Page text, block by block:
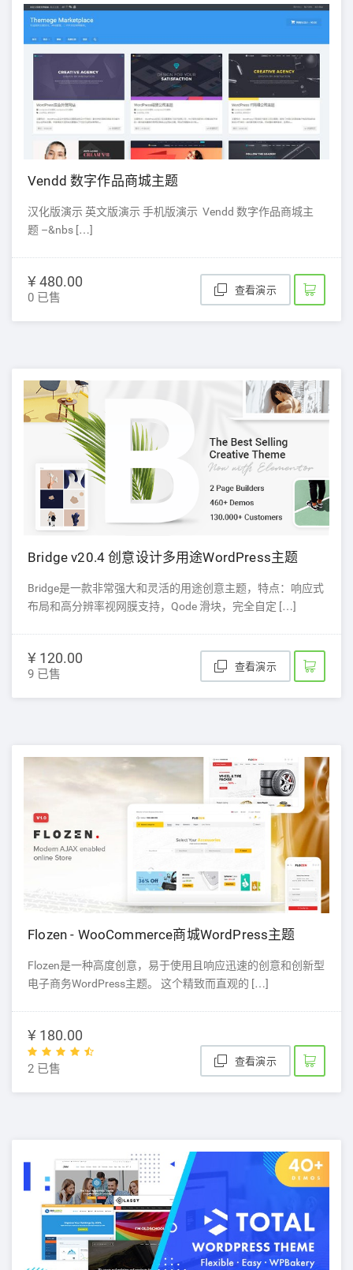
Vendd 数字作品商城主题
汉化版演示 英文版演示 手机版演示 Vendd 数字作品商城主
题 –&nbs […]
¥ 480.00
0 已售
查看演示
Bridge v20.4 创意设计多用途WordPress主题
Bridge是一款非常强大和灵活的用途创意主题，特点：响应式
布局和高分辨率视网膜支持，Qode 滑块，完全自定 […]
¥ 120.00
9 已售
查看演示
Flozen - WooCommerce商城WordPress主题
Flozen是一种高度创意，易于使用且响应迅速的创意和创新型
电子商务WordPress主题。 这个精致而直观的 […]
¥ 180.00
2 已售
查看演示